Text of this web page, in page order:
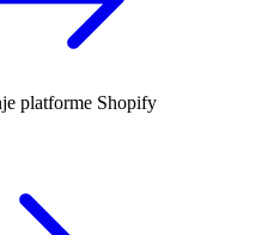
platforme Shopify